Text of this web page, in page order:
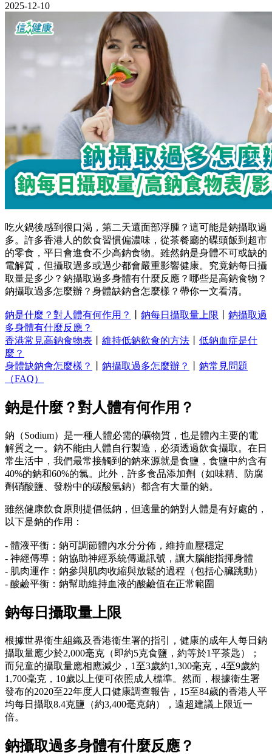
2025-12-10
吃火鍋後感到很口渴，第二天還面部浮腫？這可能是鈉攝取過
多。許多香港人的飲食習慣偏濃味，從茶餐廳的碟頭飯到超市
的零食，平日會進食不少高鈉食物。雖然鈉是身體不可或缺的
電解質，但攝取過多或過少都會嚴重影響健康。究竟鈉每日攝
取量是多少？鈉攝取過多身體有什麼反應？哪些是高鈉食物？
鈉攝取過多怎麼辦？身體缺鈉會怎麼樣？帶你一文看清。
鈉是什麼？對人體有何作用？ 鈉每日攝取量上限
鈉攝取過
多身體有什麼反應？
香港常見高鈉食物表
維持低鈉飲食的方法
低鈉血症是什
麼？
身體缺鈉會怎麼樣？
鈉攝取過多怎麼辦？
鈉常見問題
（FAQ）
鈉是什麼？對人體有何作用？
鈉（Sodium）是一種人體必需的礦物質，也是體內主要的電
解質之一。鈉不能由人體自行製造，必須透過飲食攝取。在日
常生活中，我們最常接觸到的鈉來源就是食鹽，食鹽中約含有
40%的鈉和60%的氯。此外，許多食品添加劑（如味精、防腐
劑硝酸鹽、發粉中的碳酸氫鈉）都含有大量的鈉。
雖然健康飲食原則提倡低鈉，但適量的鈉對人體是有好處的，
以下是鈉的作用：
- 體液平衡：鈉可調節體內水分分佈，維持血壓穩定
- 神經傳導：鈉協助神經系統傳遞訊號，讓大腦能指揮身體
- 肌肉運作：鈉參與肌肉收縮與放鬆的過程（包括心臟跳動）
- 酸鹼平衡：鈉幫助維持血液的酸鹼值在正常範圍
鈉每日攝取量上限
根據世界衞生組織及香港衞生署的指引，健康的成年人每日鈉
攝取量應少於2,000毫克（即約5克食鹽，約等於1平茶匙）；
而兒童的攝取量應相應減少，1至3歲約1,300毫克，4至9歲約
1,700毫克，10歲以上便可依照成人標準。然而，根據衞生署
發布的2020至22年度人口健康調查報告，15至84歲的香港人平
均每日攝取8.4克鹽（約3,400毫克鈉），遠超建議上限近一
倍。
鈉攝取過多身體有什麼反應？